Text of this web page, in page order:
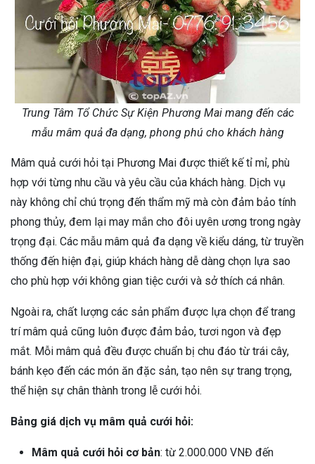
Trung Tâm Tổ Chức Sự Kiện Phương Mai mang đến các
mẫu mâm quả đa dạng, phong phú cho khách hàng
Mâm quả cưới hỏi tại Phương Mai được thiết kế tỉ mỉ, phù
hợp với từng nhu cầu và yêu cầu của khách hàng. Dịch vụ
này không chỉ chú trọng đến thẩm mỹ mà còn đảm bảo tính
phong thủy, đem lại may mắn cho đôi uyên ương trong ngày
trọng đại. Các mẫu mâm quả đa dạng về kiểu dáng, từ truyền
thống đến hiện đại, giúp khách hàng dễ dàng chọn lựa sao
cho phù hợp với không gian tiệc cưới và sở thích cá nhân.
Ngoài ra, chất lượng các sản phẩm được lựa chọn để trang
trí mâm quả cũng luôn được đảm bảo, tươi ngon và đẹp
mắt. Mỗi mâm quả đều được chuẩn bị chu đáo từ trái cây,
bánh kẹo đến các món ăn đặc sản, tạo nên sự trang trọng,
thể hiện sự chân thành trong lễ cưới hỏi.
Bảng giá dịch vụ mâm quả cưới hỏi:
Mâm quả cưới hỏi cơ bản: từ 2.000.000 VNĐ đến